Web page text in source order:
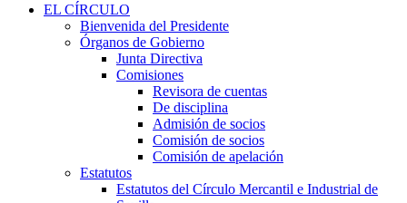
EL CÍRCULO
Bienvenida del Presidente
Órganos de Gobierno
Junta Directiva
Comisiones
Revisora de cuentas
De disciplina
Admisión de socios
Comisión de socios
Comisión de apelación
Estatutos
Estatutos del Círculo Mercantil e Industrial de